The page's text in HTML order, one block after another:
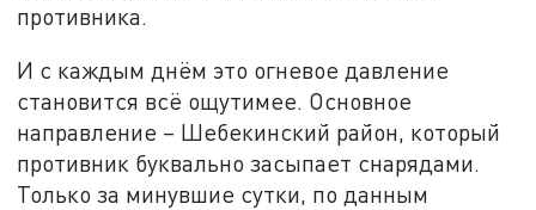
противника.
И с каждым днём это огневое давление
становится всё ощутимее. Основное
направление – Шебекинский район, который
противник буквально засыпает снарядами.
Только за минувшие сутки, по данным